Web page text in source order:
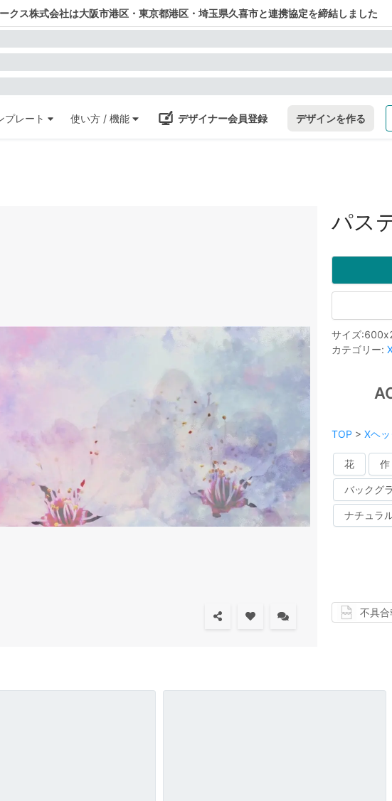
クス株式会社は大阪市港区・東京都港区・埼玉県久喜市と連携協定を締結しました
プレート 使い方 / 機能 デザイナー会員登録 デザインを作る
パス
サイズ:600x
カテゴリー:
TOP > Xヘ
花 作
バックグ
ナチュラ
不具